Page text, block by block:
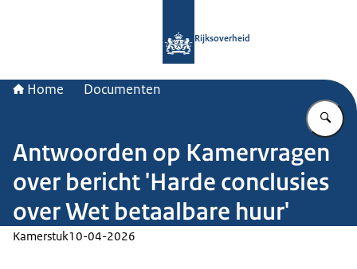
Rijksoverheid
Home Documenten
Antwoorden op Kamervragen
over bericht 'Harde conclusies
over Wet betaalbare huur'
Kamerstuk10-04-2026